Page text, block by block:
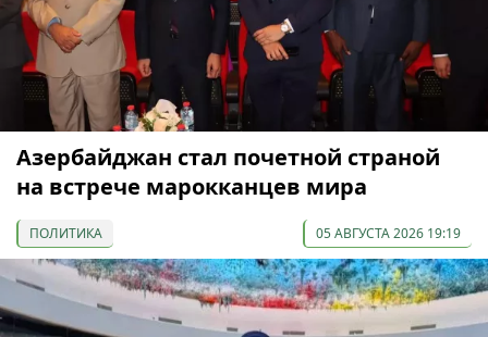
Азербайджан стал почетной страной
на встрече марокканцев мира
ПОЛИТИКА 05 АВГУСТА 2026 19:19